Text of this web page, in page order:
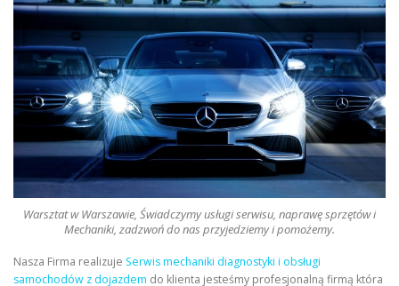
Warsztat w Warszawie, Świadczymy usługi serwisu, naprawę sprzętów i
Mechaniki, zadzwoń do nas przyjedziemy i pomożemy.
Nasza Firma realizuje Serwis mechaniki diagnostyki i obsługi
samochodów z dojazdem do klienta jesteśmy profesjonalną firmą która